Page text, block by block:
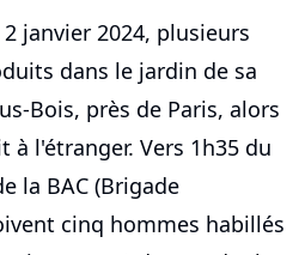
janvier 2024, plusieurs
dans le jardin de sa
Bois, près de Paris, alors
à l'étranger. Vers 1h35 du
la BAC (Brigade
cinq hommes habillés